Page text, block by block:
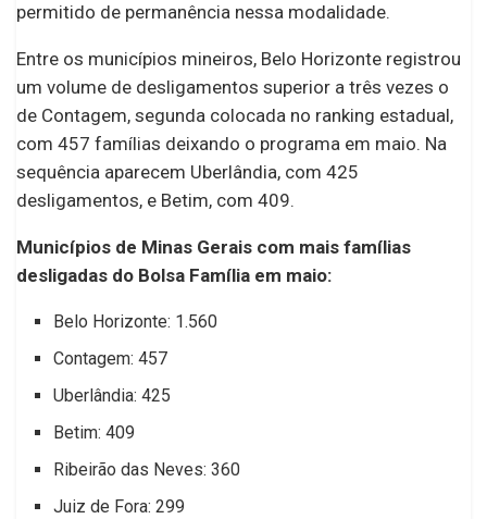
permitido de permanência nessa modalidade.
Entre os municípios mineiros, Belo Horizonte registrou
um volume de desligamentos superior a três vezes o
de Contagem, segunda colocada no ranking estadual,
com 457 famílias deixando o programa em maio. Na
sequência aparecem Uberlândia, com 425
desligamentos, e Betim, com 409.
Municípios de Minas Gerais com mais famílias
desligadas do Bolsa Família em maio:
Belo Horizonte: 1.560
Contagem: 457
Uberlândia: 425
Betim: 409
Ribeirão das Neves: 360
Juiz de Fora: 299